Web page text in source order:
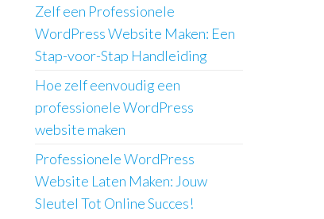
Zelf een Professionele
WordPress Website Maken: Een
Stap-voor-Stap Handleiding
Hoe zelf eenvoudig een
professionele WordPress
website maken
Professionele WordPress
Website Laten Maken: Jouw
Sleutel Tot Online Succes!